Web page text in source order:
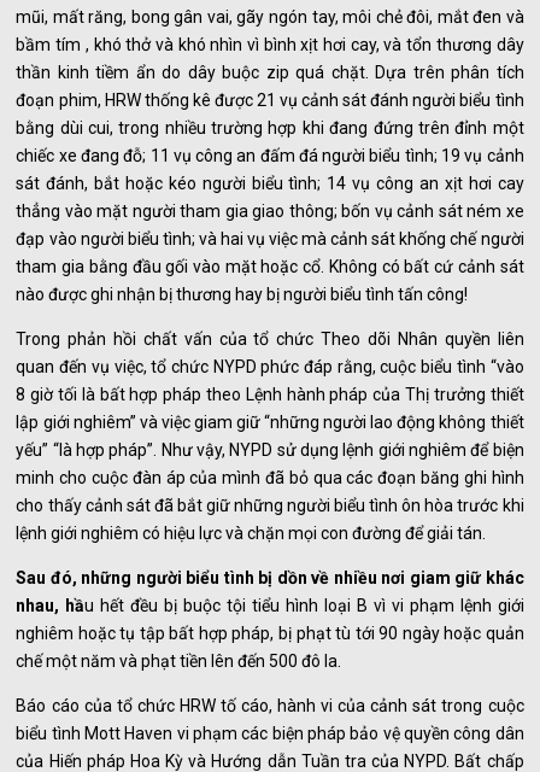
mũi, mất răng, bong gân vai, gãy ngón tay, môi chẻ đôi, mắt đen và
bầm tím , khó thở và khó nhìn vì bình xịt hơi cay, và tổn thương dây
thần kinh tiềm ẩn do dây buộc zip quá chặt. Dựa trên phân tích
đoạn phim, HRW thống kê được 21 vụ cảnh sát đánh người biểu tình
bằng dùi cui, trong nhiều trường hợp khi đang đứng trên đỉnh một
chiếc xe đang đỗ; 11 vụ công an đấm đá người biểu tình; 19 vụ cảnh
sát đánh, bắt hoặc kéo người biểu tình; 14 vụ công an xịt hơi cay
thẳng vào mặt người tham gia giao thông; bốn vụ cảnh sát ném xe
đạp vào người biểu tình; và hai vụ việc mà cảnh sát khống chế người
tham gia bằng đầu gối vào mặt hoặc cổ. Không có bất cứ cảnh sát
nào được ghi nhận bị thương hay bị người biểu tình tấn công!
Trong phản hồi chất vấn của tổ chức Theo dõi Nhân quyền liên
quan đến vụ việc, tổ chức NYPD phức đáp rằng, cuộc biểu tình “vào
8 giờ tối là bất hợp pháp theo Lệnh hành pháp của Thị trưởng thiết
lập giới nghiêm” và việc giam giữ “những người lao động không thiết
yếu” “là hợp pháp”. Như vậy, NYPD sử dụng lệnh giới nghiêm để biện
minh cho cuộc đàn áp của mình đã bỏ qua các đoạn băng ghi hình
cho thấy cảnh sát đã bắt giữ những người biểu tình ôn hòa trước khi
lệnh giới nghiêm có hiệu lực và chặn mọi con đường để giải tán.
Sau đó, những người biểu tình bị dồn về nhiều nơi giam giữ khác
nhau, hầu hết đều bị buộc tội tiểu hình loại B vì vi phạm lệnh giới
nghiêm hoặc tụ tập bất hợp pháp, bị phạt tù tới 90 ngày hoặc quản
chế một năm và phạt tiền lên đến 500 đô la.
Báo cáo của tổ chức HRW tố cáo, hành vi của cảnh sát trong cuộc
biểu tình Mott Haven vi phạm các biện pháp bảo vệ quyền công dân
của Hiến pháp Hoa Kỳ và Hướng dẫn Tuần tra của NYPD. Bất chấp